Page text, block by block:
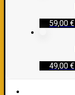
59,00 €
49,00 €